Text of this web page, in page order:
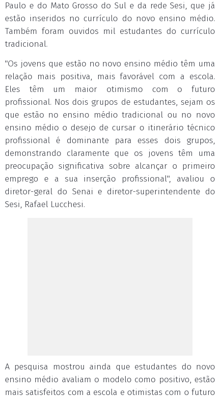
Paulo e do Mato Grosso do Sul e da rede Sesi, que já
estão inseridos no currículo do novo ensino médio.
Também foram ouvidos mil estudantes do currículo
tradicional.
"Os jovens que estão no novo ensino médio têm uma
relação mais positiva, mais favorável com a escola.
Eles têm um maior otimismo com o futuro
profissional. Nos dois grupos de estudantes, sejam os
que estão no ensino médio tradicional ou no novo
ensino médio o desejo de cursar o itinerário técnico
profissional é dominante para esses dois grupos,
demonstrando claramente que os jovens têm uma
preocupação significativa sobre alcançar o primeiro
emprego e a sua inserção profissional", avaliou o
diretor-geral do Senai e diretor-superintendente do
Sesi, Rafael Lucchesi.
A pesquisa mostrou ainda que estudantes do novo
ensino médio avaliam o modelo como positivo, estão
mais satisfeitos com a escola e otimistas com o futuro